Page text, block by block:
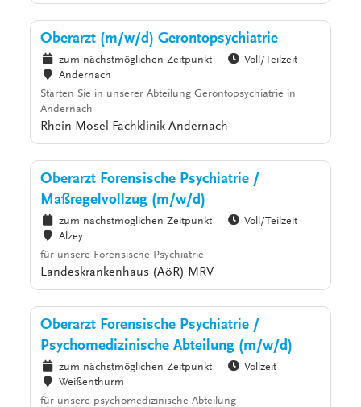
Oberarzt (m/w/d) Gerontopsychiatrie
zum nächstmöglichen Zeitpunkt
Voll/Teilzeit
Andernach
Starten Sie in unserer Abteilung Gerontopsychiatrie in
Andernach
Rhein-Mosel-Fachklinik Andernach
Oberarzt Forensische Psychiatrie /
Maßregelvollzug (m/w/d)
zum nächstmöglichen Zeitpunkt
Voll/Teilzeit
Alzey
für unsere Forensische Psychiatrie
Landeskrankenhaus (AöR) MRV
Oberarzt Forensische Psychiatrie /
Psychomedizinische Abteilung (m/w/d)
zum nächstmöglichen Zeitpunkt
Vollzeit
Weißenthurm
für unsere psychomedizinische Abteilung